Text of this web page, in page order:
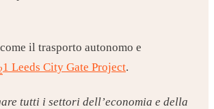
il trasporto autonomo e
1 Leeds City Gate Project.
tutti i settori dell’economia e della